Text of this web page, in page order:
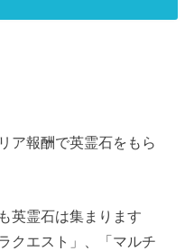
ア報酬で英霊石をもら
英霊石は集まります
クエスト」、「マルチ